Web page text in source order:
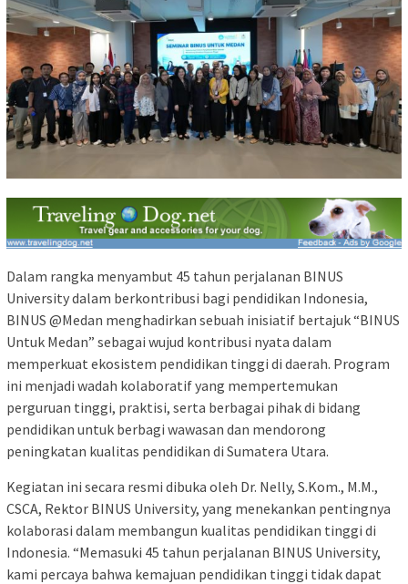
Dalam rangka menyambut 45 tahun perjalanan BINUS
University dalam berkontribusi bagi pendidikan Indonesia,
BINUS @Medan menghadirkan sebuah inisiatif bertajuk “BINUS
Untuk Medan” sebagai wujud kontribusi nyata dalam
memperkuat ekosistem pendidikan tinggi di daerah. Program
ini menjadi wadah kolaboratif yang mempertemukan
perguruan tinggi, praktisi, serta berbagai pihak di bidang
pendidikan untuk berbagi wawasan dan mendorong
peningkatan kualitas pendidikan di Sumatera Utara.
Kegiatan ini secara resmi dibuka oleh Dr. Nelly, S.Kom., M.M.,
CSCA, Rektor BINUS University, yang menekankan pentingnya
kolaborasi dalam membangun kualitas pendidikan tinggi di
Indonesia. “Memasuki 45 tahun perjalanan BINUS University,
kami percaya bahwa kemajuan pendidikan tinggi tidak dapat